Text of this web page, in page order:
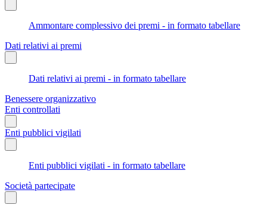
Ammontare complessivo dei premi - in formato tabellare
Dati relativi ai premi
Dati relativi ai premi - in formato tabellare
Benessere organizzativo
Enti controllati
Enti pubblici vigilati
Enti pubblici vigilati - in formato tabellare
Società partecipate